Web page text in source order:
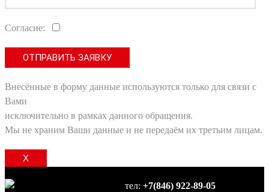
Согласие:
Внесённые в форму данные используются только для связи с
Вами
исключительно в рамках данного обращения.
Мы не храним Ваши данные и не передаём их третьим лицам.
X
тел: +7(846) 922-89-05